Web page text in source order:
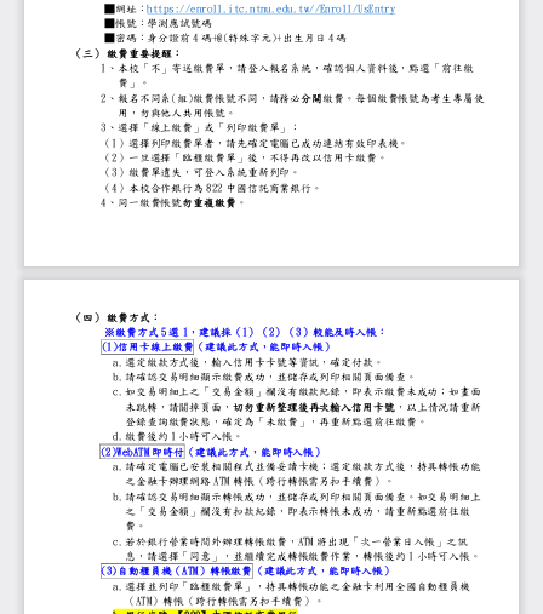
■ 網址：https://enroll.itc.ntnu.edu.tw//Enroll/
■ 帳號：學測應試號碼
■ 密碼：身分證前
4 碼+@(特殊字元
)+出生月日
4 碼
（三）繳費重要提醒：
1 、本校「不」寄送繳費單，請登入報名系統，確認
費」。
2 、報名不同系
( 組 )繳費帳號不同，請務必分開繳費。每個
用，勿與他人共用帳號。
3 、選擇「線上繳費」或「列印繳費單」：
（ 1 ）選擇列印繳費單者，請先確定電腦已成功連結
（2 ）一旦選擇「臨櫃繳費單」後，不得再改以信用
（3 ）繳費單遺失，可登入系統重新列印。
（4 ）本校合作銀行為
822中國信託商業銀行。
4 、同一繳費帳號勿重複繳費。
（四）繳費方式：
※ 繳費方式
5 選 1 ，建議採（
1 ）（
2）（
3 ）較能及時入帳：
(1 )信用卡線上繳費（建議此方式，能即時入帳）
a.選定繳款方式後，輸入信用卡卡號等資訊，確定
b.請確認交易明細顯示繳費成功，並儲存或列印相
c.如交易明細上之「交易金額」欄沒有繳款紀錄，
未跳轉，請關掉頁面，切勿重新整理後再次輸入
登錄查詢繳費狀態，確定為「未繳費」，再重新
d.繳費後約
1 小時可入帳。
(2)WebATM即時付（建議此方式，能即時入帳）
a.請確定電腦已安裝相關程式並備妥讀卡機；選定
之金融卡辦理網路
ATM轉帳（跨行轉帳需另扣手續費）。
b.請確認交易明細顯示轉帳成功，並儲存或列印相
之「交易金額」欄沒有扣款紀錄，即表示轉帳未
費。
c.若於銀行營業時間外辦理轉帳繳費，
ATM將出現「次一營業日入帳
息，請選擇「同意」，並繼續完成轉帳繳費作業
1 小時可入帳。
(3)自動櫃員機（
ATM）轉帳繳費（建議此方式，能即時入帳）
a.選擇並列印「臨櫃繳費單」，持具轉帳功能之金
（ ATM）轉帳（跨行轉帳需另扣手續費）。